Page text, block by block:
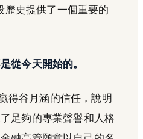
歷史提供了一個重要的
從今天開始的。
得谷月涵的信任，說明
足夠的專業聲譽和人格